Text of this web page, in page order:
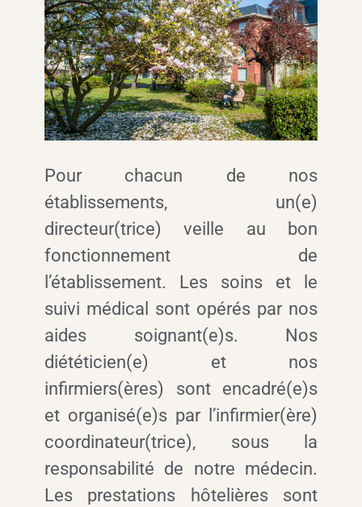
Pour chacun de nos
établissements, un(e)
directeur(trice) veille au bon
fonctionnement de
l’établissement. Les soins et le
suivi médical sont opérés par nos
aides soignant(e)s. Nos
diététicien(e) et nos
infirmiers(ères) sont encadré(e)s
et organisé(e)s par l’infirmier(ère)
coordinateur(trice), sous la
responsabilité de notre médecin.
Les prestations hôtelières sont